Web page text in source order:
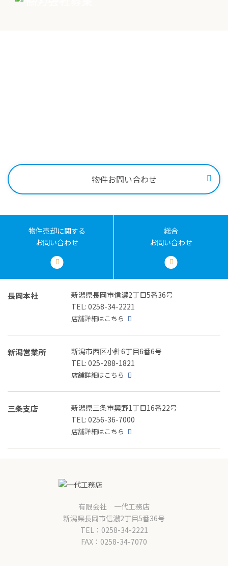
物件お問い合わせ
物件売却に関する
お問い合わせ
総合
お問い合わせ
長岡本社
新潟県長岡市信濃2丁目5番36号
TEL: 0258-34-2221
店舗詳細はこちら
新潟営業所
新潟市西区小針6丁目6番6号
TEL: 025-288-1821
店舗詳細はこちら
三条支店
新潟県三条市興野1丁目16番22号
TEL: 0256-36-7000
店舗詳細はこちら
有限会社 一代工務店
新潟県長岡市信濃2丁目5番36号
TEL：0258-34-2221
FAX：0258-34-7070